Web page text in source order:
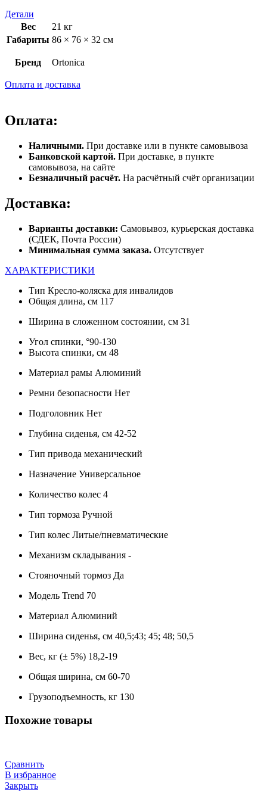
Детали
Вес
21 кг
Габариты 86 × 76 × 32 см
Бренд Ortonica
Оплата и доставка
Оплата:
Наличными. При доставке или в пункте самовывоза
Банковской картой. При доставке, в пункте
самовывоза, на сайте
Безналичный расчёт. На расчётный счёт организации
Доставка:
Варианты доставки: Самовывоз, курьерская доставка
(СДЕК, Почта России)
Минимальная сумма заказа. Отсутствует
ХАРАКТЕРИСТИКИ
Тип Кресло-коляска для инвалидов
Общая длина, см 117
Ширина в сложенном состоянии, см 31
Угол спинки, °90-130
Высота спинки, см 48
Материал рамы Алюминий
Ремни безопасности Нет
Подголовник Нет
Глубина сиденья, см 42-52
Тип привода механический
Назначение Универсальное
Количество колес 4
Тип тормоза Ручной
Тип колес Литые/пневматические
Механизм складывания -
Стояночный тормоз Да
Модель Trend 70
Материал Алюминий
Ширина сиденья, см 40,5;43; 45; 48; 50,5
Вес, кг (± 5%) 18,2-19
Общая ширина, см 60-70
Грузоподъемность, кг 130
Похожие товары
Сравнить
В избранное
Закрыть